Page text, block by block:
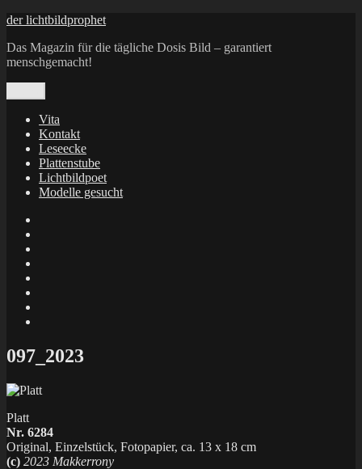
Zum
springen
der lichtbildprophet
Das Magazin für die tägliche Dosis Bild – garantiert
menschgemacht!
Vita
Kontakt
Leseecke
Plattenstube
Lichtbildpoet
Modelle gesucht
X
097_2023
Platt
Nr. 6284
Original, Einzelstück, Fotopapier, ca. 13 x 18 cm
(c) 2023 Makkerrony